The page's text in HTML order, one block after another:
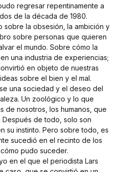
regresar repentinamente a
de la década de 1980.
sobre la obsesión, la ambición y
sobre personas que quieren
el mundo. Sobre cómo la
una industria de experiencias;
en objeto de nuestras
sobre el bien y el mal.
una sociedad y el deseo del
Un zoológico y lo que
de nosotros, los humanos, que
Después de todo, solo son
su instinto. Pero sobre todo, es
sucedió en el recinto de los
pudo suceder.
en el que el periodista Lars